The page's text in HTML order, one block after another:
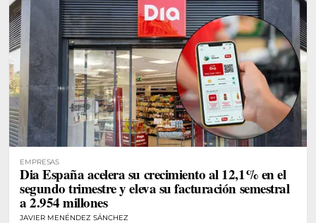
EMPRESAS
Dia España acelera su crecimiento al 12,1% en el
segundo trimestre y eleva su facturación semestral
a 2.954 millones
JAVIER MENÉNDEZ SÁNCHEZ